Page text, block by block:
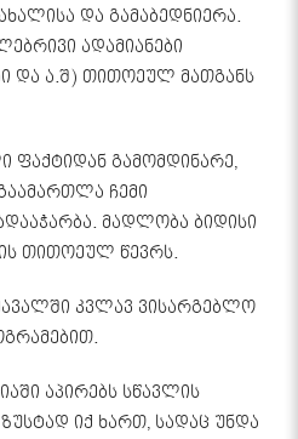
და გამაბედნიერა.
ადამიანები
და ა.შ) თითოეულ მათგანს
ფაქტიდან გამომდინარე,
ჩემი
მადლობა ბიდისი
თითოეულ წევრს.
კვლავ ვისარგებლო
აპირებს სწავლის
იქ ხართ, სადაც უნდა